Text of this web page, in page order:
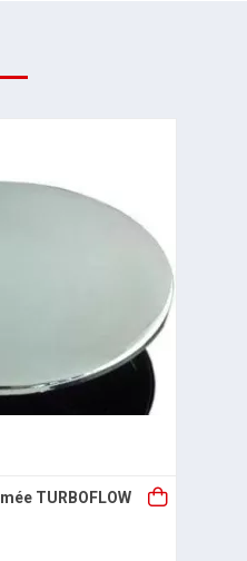
TURBOFLOW